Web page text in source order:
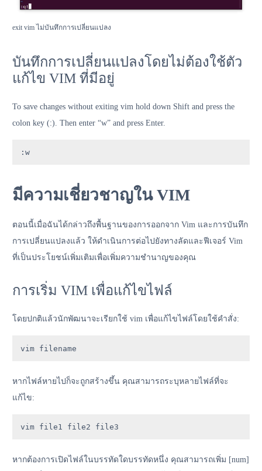
exit vim ไม่บันทึกการเปลี่ยนแปลง
บันทึกการเปลี่ยนแปลงโดยไม่ต้องใช้ตัว
แก้ไข VIM ที่มีอยู่
To save changes without exiting vim hold down Shift and press the
colon key (:). Then enter “w” and press Enter.
:w
มีความเชี่ยวชาญใน VIM
ตอนนี้เมื่อฉันได้กล่าวถึงพื้นฐานของการออกจาก Vim และการบันทึก
การเปลี่ยนแปลงแล้ว ให้ดำเนินการต่อไปยังทางลัดและฟีเจอร์ Vim
ที่เป็นประโยชน์เพิ่มเติมเพื่อเพิ่มความชำนาญของคุณ
การเริ่ม VIM เพื่อแก้ไขไฟล์
โดยปกติแล้วนักพัฒนาจะเรียกใช้ vim เพื่อแก้ไขไฟล์โดยใช้คำสั่ง:
vim filename
หากไฟล์หายไปก็จะถูกสร้างขึ้น คุณสามารถระบุหลายไฟล์ที่จะ
แก้ไข:
vim file1 file2 file3
หากต้องการเปิดไฟล์ในบรรทัดใดบรรทัดหนึ่ง คุณสามารถเพิ่ม [num]